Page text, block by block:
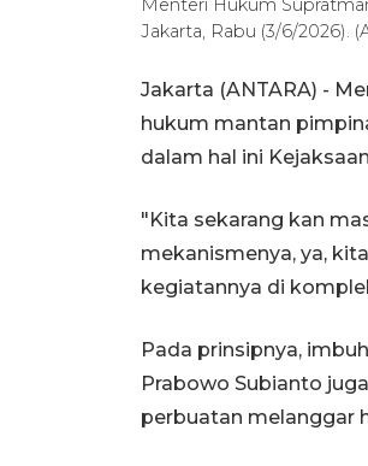
Menteri Hukum
Jakarta, Rabu (3/6/2026).
Jakarta (ANTARA) -
hukum mantan
dalam hal ini
"Kita sekarang kan
mekanismenya, ya,
kegiatannya di
Pada prinsipnya,
Prabowo Subianto
perbuatan melanggar